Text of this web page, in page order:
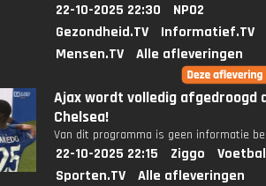
22-10-2025 22:30
NPO2
Gezondheid.TV
Informatief.TV
Mensen.TV
Alle afleveringen
Ajax wordt volledig afgedroogd
Chelsea!
Van dit programma is geen informatie
22-10-2025 22:15 Ziggo
Sporten.TV
Alle afleveringen